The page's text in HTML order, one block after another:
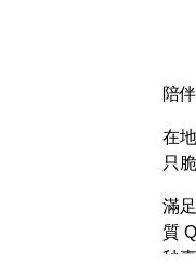
陪
在
只
滿
質
秒